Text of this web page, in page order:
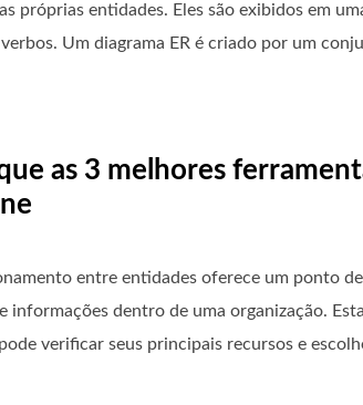
próprias entidades. Eles são exibidos em
Um diagrama ER é criado por um
as 3 melhores
entre entidades oferece um ponto
informações dentro de uma organização.
verificar seus principais recursos e